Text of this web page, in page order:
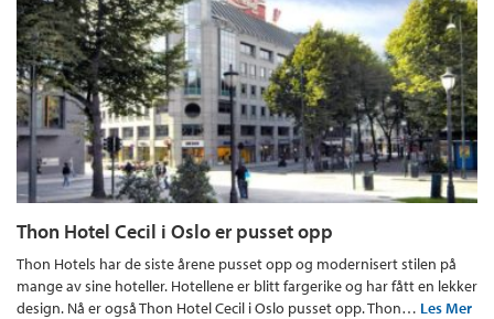
Thon Hotel Cecil i Oslo er pusset opp
Thon Hotels har de siste årene pusset opp og modernisert stilen på
mange av sine hoteller. Hotellene er blitt fargerike og har fått en lekker
design. Nå er også Thon Hotel Cecil i Oslo pusset opp. Thon… Les Mer